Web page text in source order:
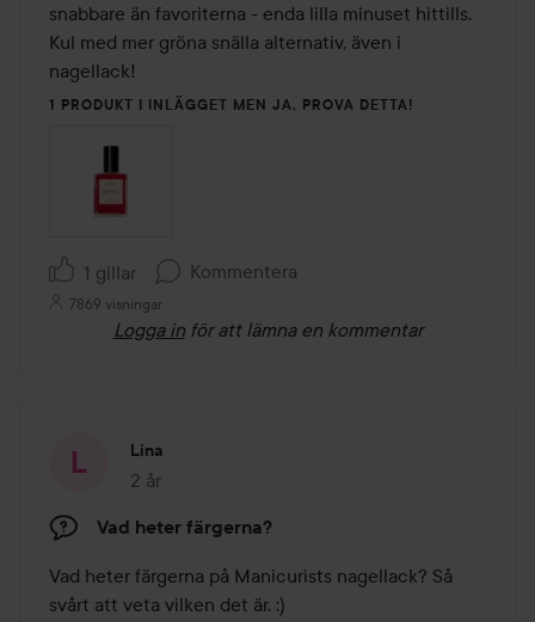
snabbare än favoriterna - enda lilla minuset hittills.
Kul med mer gröna snälla alternativ, även i
nagellack!
1 PRODUKT I INLÄGGET MEN JA, PROVA DETTA!
1 gillar Kommentera
7869 visningar
Logga in för att lämna en kommentar
Lina
2 år
Inlägget skapades 2 år
Vad heter färgerna?
Vad heter färgerna på Manicurists nagellack? Så
svårt att veta vilken det är. :)